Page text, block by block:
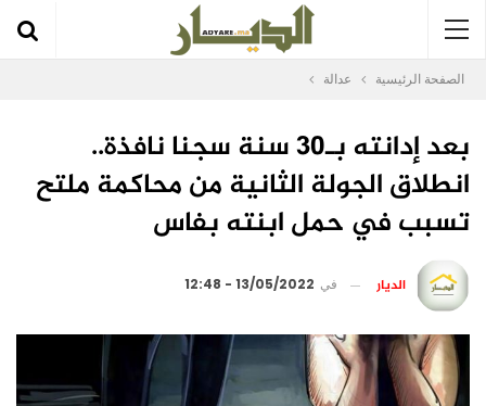
الصفحة الرئيسية عدالة
بعد إدانته بـ30 سنة سجنا نافذة..
انطلاق الجولة الثانية من محاكمة ملتح
تسبب في حمل ابنته بفاس
الديار في 13/05/2022 - 12:48